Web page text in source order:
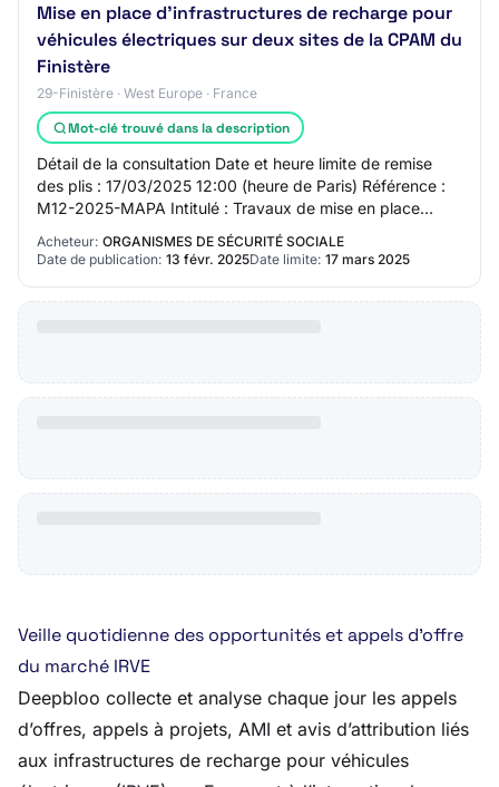
Mise en place d'infrastructures de recharge pour
véhicules électriques sur deux sites de la CPAM du
Finistère
29-Finistère · West Europe · France
Mot-clé trouvé dans la description
Détail de la consultation Date et heure limite de remise
des plis : 17/03/2025 12:00 (heure de Paris) Référence :
M12-2025-MAPA Intitulé : Travaux de mise en place
d'infrastructures de recharge pour…
Acheteur: ORGANISMES DE SÉCURITÉ SOCIALE
Date de publication: 13 févr. 2025Date limite: 17 mars 2025
Veille quotidienne des opportunités et appels d’offre
du marché IRVE
Deepbloo collecte et analyse chaque jour les appels
d’offres, appels à projets, AMI et avis d’attribution liés
aux infrastructures de recharge pour véhicules